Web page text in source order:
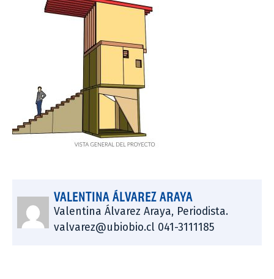
VALENTINA ÁLVAREZ ARAYA
Valentina Álvarez Araya, Periodista.
valvarez@ubiobio.cl 041-3111185